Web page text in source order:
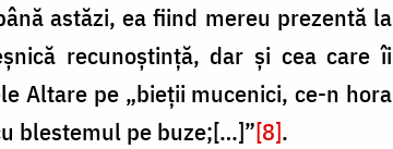
astăzi, ea fiind mereu prezentă la
recunoștință, dar și cea care îi
Altare pe „bieții mucenici, ce-n hora
blestemul pe buze;[…]”[8].